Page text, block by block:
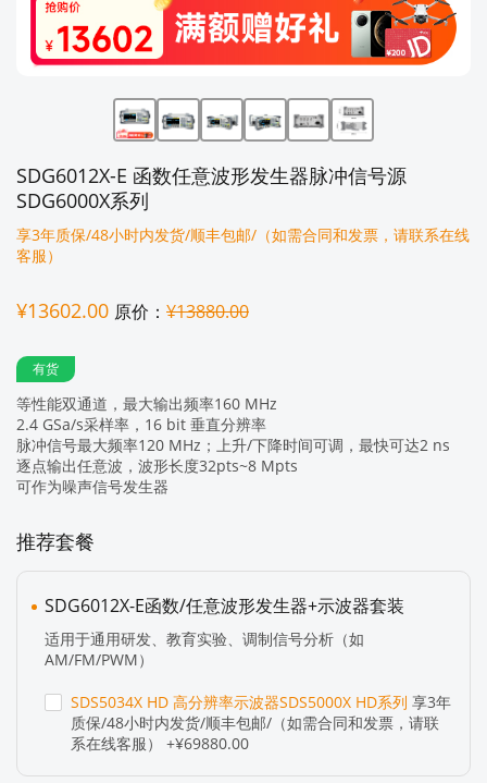
SDG6012X-E 函数任意波形发生器脉冲信号源
SDG6000X系列
享3年质保/48小时内发货/顺丰包邮/（如需合同和发票，请联系在线
客服）
¥13602.00 原价： ¥13880.00
有货
等性能双通道，最大输出频率160 MHz
2.4 GSa/s采样率，16 bit 垂直分辨率
脉冲信号最大频率120 MHz；上升/下降时间可调，最快可达2 ns
逐点输出任意波，波形长度32pts~8 Mpts
可作为噪声信号发生器
推荐套餐
SDG6012X-E函数/任意波形发生器+示波器套装
适用于通用研发、教育实验、调制信号分析（如
AM/FM/PWM）
SDS5034X HD 高分辨率示波器SDS5000X HD系列 享3年
质保/48小时内发货/顺丰包邮/（如需合同和发票，请联
系在线客服） +¥69880.00